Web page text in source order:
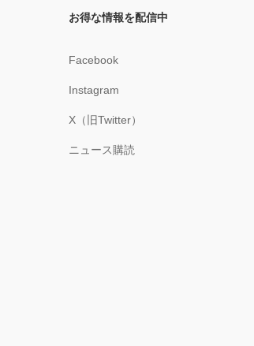
お得な情報を配信中
Facebook
Instagram
X（旧Twitter）
ニュース購読